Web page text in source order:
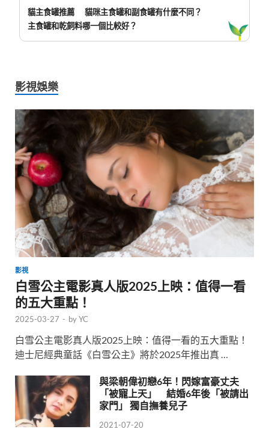
貓主食罐推薦
貓咪主食罐和副食罐有什麼不同？
主食罐和乾飼料哪一個比較好？
影視娛樂
影視
白雪公主電影真人版2025上映：值得一看
的五大重點！
2025-03-27 - byYC
白雪公主電影真人版2025上映：值得一看的五大重點！
迪士尼經典童話《白雪公主》將於2025年推出真 …
與梁朝偉初戀6年！閃嫁富豪丈夫
「被寵上天」 結婚6年後「被請出
家門」 獨自撫養兒子
2021-07-20